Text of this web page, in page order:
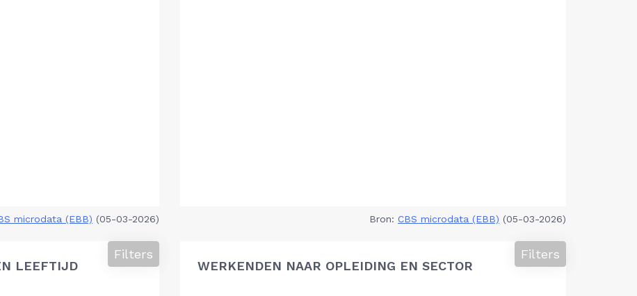
microdata (EBB) (05-03-2026) Bron: CBS microdata (EBB) (05-03-2026)
LEEFTIJD
Filters
WERKENDEN NAAR OPLEIDING EN SECTOR
Filters